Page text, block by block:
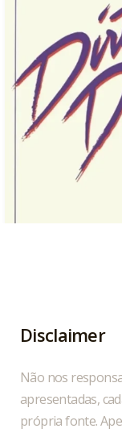
Disclaimer
Não nos
apresentadas,
própria fonte.